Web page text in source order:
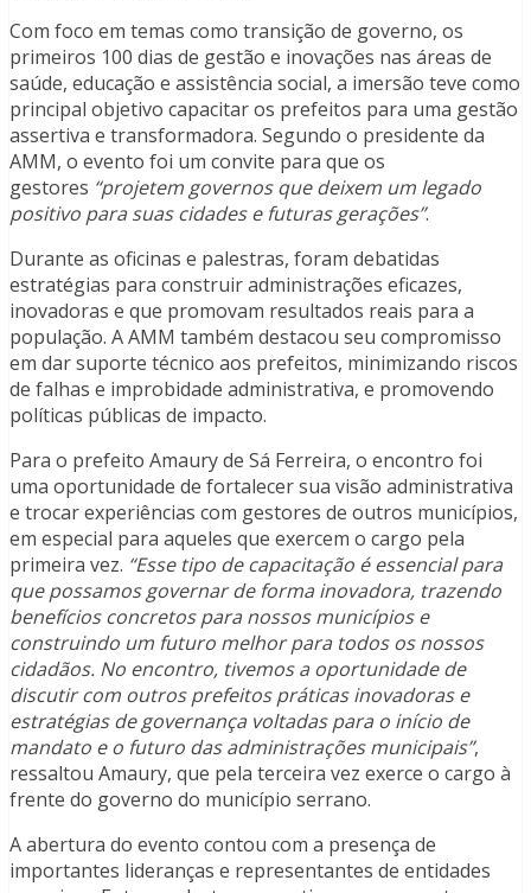
Com foco em temas como transição de governo, os
primeiros 100 dias de gestão e inovações nas áreas de
saúde, educação e assistência social, a imersão teve como
principal objetivo capacitar os prefeitos para uma gestão
assertiva e transformadora. Segundo o presidente da
AMM, o evento foi um convite para que os
gestores “projetem governos que deixem um legado
positivo para suas cidades e futuras gerações”.
Durante as oficinas e palestras, foram debatidas
estratégias para construir administrações eficazes,
inovadoras e que promovam resultados reais para a
população. A AMM também destacou seu compromisso
em dar suporte técnico aos prefeitos, minimizando riscos
de falhas e improbidade administrativa, e promovendo
políticas públicas de impacto.
Para o prefeito Amaury de Sá Ferreira, o encontro foi
uma oportunidade de fortalecer sua visão administrativa
e trocar experiências com gestores de outros municípios,
em especial para aqueles que exercem o cargo pela
primeira vez. “Esse tipo de capacitação é essencial para
que possamos governar de forma inovadora, trazendo
benefícios concretos para nossos municípios e
construindo um futuro melhor para todos os nossos
cidadãos. No encontro, tivemos a oportunidade de
discutir com outros prefeitos práticas inovadoras e
estratégias de governança voltadas para o início de
mandato e o futuro das administrações municipais”,
ressaltou Amaury, que pela terceira vez exerce o cargo à
frente do governo do município serrano.
A abertura do evento contou com a presença de
importantes lideranças e representantes de entidades